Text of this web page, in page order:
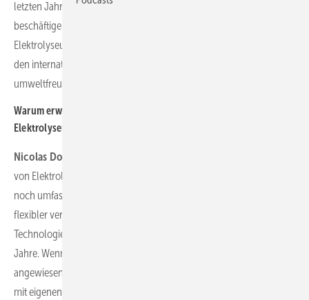
letzten Jahren unsere H2-Trailer-Flotte kontinuierlich erweitert und
beschäftigen uns mit konkreten Elektrolyse-Projekten. Unser erster
Elektrolyseur wird nächstes Jahr in Frankreich in Betrieb gehen, um
den internationalen Stahlhersteller ArcelorMittal mit
umweltfreundlichem Wasserstoff zu versorgen.
Warum erweitern Sie Ihre Leistungen auch auf den Bau von
Elektrolyseuren?
Nicolas Dohn:
von Elektrolyseuren ist ein logischer Schritt, um unsere Kunden
noch umfassender bei der Dekarbonisierung unterstützen und
flexibler versorgen zu können. Zudem sehen wir in der Elektrolyse-
Technologie ein enormes Wachstumspotenzial für die kommenden
Jahre. Wenngleich Deutschland zum Großteil auf Energie-Importe
angewiesen sein wird, sollten wir jede Möglichkeit nutzen, um auch
mit eigenen Mitteln Wasserstoff zu produzieren.